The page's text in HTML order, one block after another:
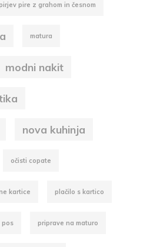
pire z grahom in česnom
matura
modni nakit
nova kuhinja
očisti copate
kartice plačilo s kartico
pos priprave na maturo